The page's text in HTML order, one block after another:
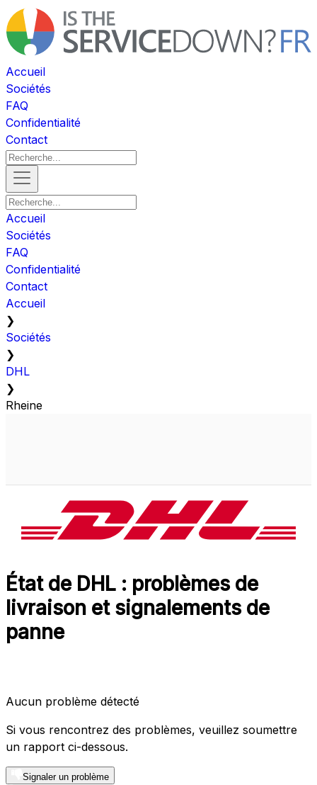
Accueil
Sociétés
FAQ
Confidentialité
Contact
Accueil
Sociétés
FAQ
Confidentialité
Contact
Accueil
❯
Sociétés
❯
DHL
❯
Rheine
État de DHL : problèmes de
livraison et signalements de
panne
Aucun problème détecté
Si vous rencontrez des problèmes, veuillez soumettre
un rapport ci-dessous.
Signaler un problème